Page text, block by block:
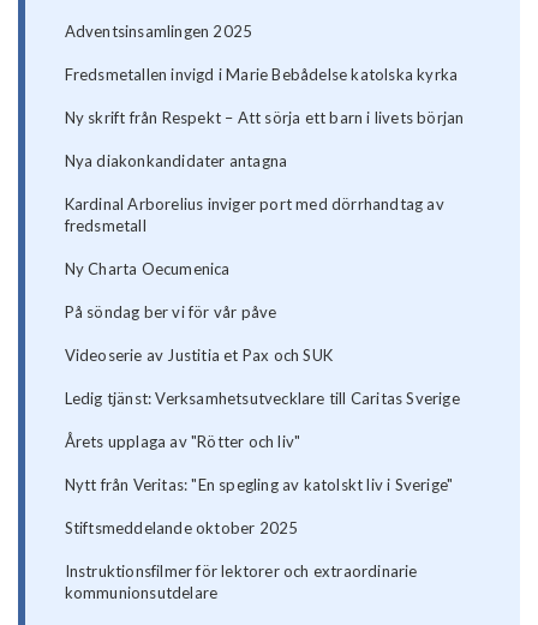
Adventsinsamlingen 2025
Fredsmetallen invigd i Marie Bebådelse katolska kyrka
Ny skrift från Respekt – Att sörja ett barn i livets början
Nya diakonkandidater antagna
Kardinal Arborelius inviger port med dörrhandtag av
fredsmetall
Ny Charta Oecumenica
På söndag ber vi för vår påve
Videoserie av Justitia et Pax och SUK
Ledig tjänst: Verksamhetsutvecklare till Caritas Sverige
Årets upplaga av "Rötter och liv"
Nytt från Veritas: "En spegling av katolskt liv i Sverige"
Stiftsmeddelande oktober 2025
Instruktionsfilmer för lektorer och extraordinarie
kommunionsutdelare